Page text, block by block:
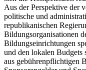
Aus der Perspektive der
politische und
republikanischen
Bildungsorganisationen
Bildungseinrichtungen
und den lokalen Budgets
aus gebührenpflichtigen